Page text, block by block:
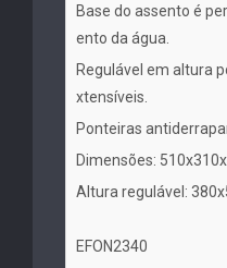
Base do assento é
ento da água.
Regulável em altura
xtensíveis.
Ponteiras
Dimensões:
Altura regulável:
EFON2340